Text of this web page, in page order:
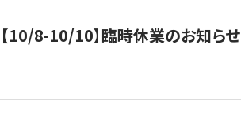
【10/8-10/10】臨時休業のお知らせ